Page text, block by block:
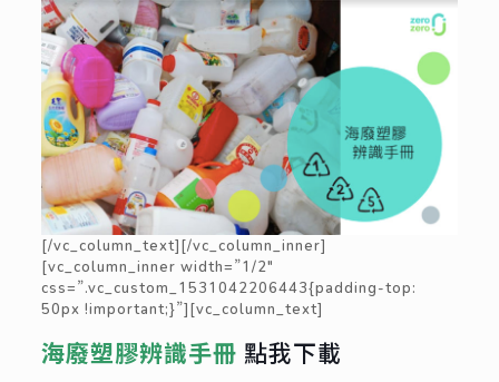
[/vc_column_text][/vc_column_inner]
[vc_column_inner width=”1/2″
css=”.vc_custom_1531042206443{padding-top:
50px !important;}”][vc_column_text]
海廢塑膠辨識手冊 點我下載